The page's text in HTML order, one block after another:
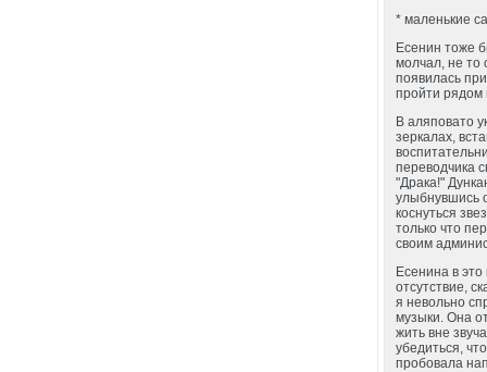
* маленькие
Есенин тоже
молчал, не то
появилась
пройти рядом
В аляповато
зеркалах,
переводчика
"Драка!"
улыбнувшись
коснуться
только что
своим
Есенина в
отсутствие,
я невольно
музыки. Она
жить вне
убедиться,
пробовала